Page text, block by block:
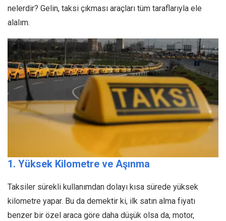
nelerdir? Gelin, taksi çıkması araçları tüm taraflarıyla ele
alalım.
1. Yüksek Kilometre ve Aşınma
Taksiler sürekli kullanımdan dolayı kısa sürede yüksek
kilometre yapar. Bu da demektir ki, ilk satın alma fiyatı
benzer bir özel araca göre daha düşük olsa da, motor,